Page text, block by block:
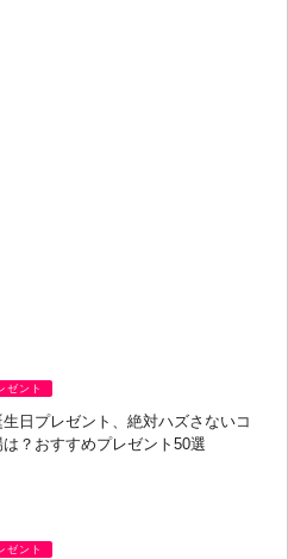
ゼント
日プレゼント、絶対ハズさないコ
？おすすめプレゼント50選
ゼント